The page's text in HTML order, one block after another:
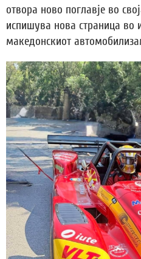
отвора ново поглавје во
испишува нова страница во
македонскиот